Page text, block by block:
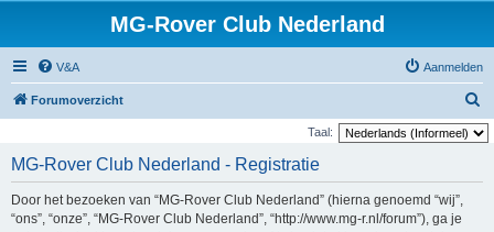
MG-Rover Club Nederland
V&A Aanmelden
Forumoverzicht
o
Taal:
MG-Rover Club Nederland - Registratie
Door het bezoeken van “MG-Rover Club Nederland” (hierna genoemd “wij”,
“ons”, “onze”, “MG-Rover Club Nederland”, “http://www.mg-r.nl/forum”), ga je